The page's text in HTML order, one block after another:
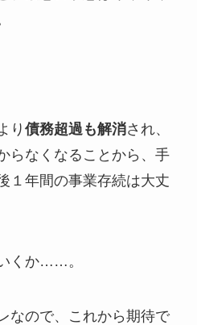
り 債務超過も解消され、
らなくなることから、手
１年間の事業存続は大丈
くか……。
なので、これから期待で